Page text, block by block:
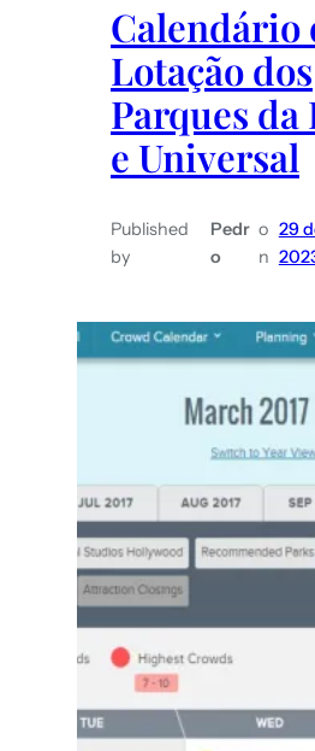
Calendário
Lotação dos
Parques da
e Universal
Published
by
Pedr
o
o
n
29